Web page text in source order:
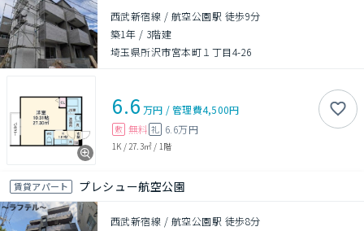
西武新宿線 / 航空公園駅 徒歩9分
築1年 / 3階建
埼玉県所沢市宮本町１丁目4-26
6.6 万円 /管理費4,500円
敷 無料 礼 6.6万円
1K / 27.3㎡ / 1階
賃貸アパート プレシュー航空公園
西武新宿線 / 航空公園駅 徒歩8分